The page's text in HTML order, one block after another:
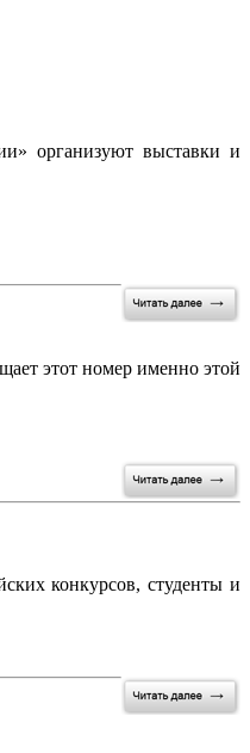
организуют выставки и
этот номер именно этой
конкурсов, студенты и